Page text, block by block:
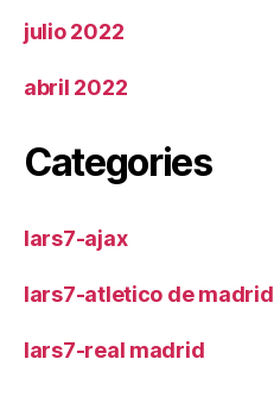
julio 2022
abril 2022
Categories
lars7-ajax
lars7-atletico de madrid
lars7-real madrid